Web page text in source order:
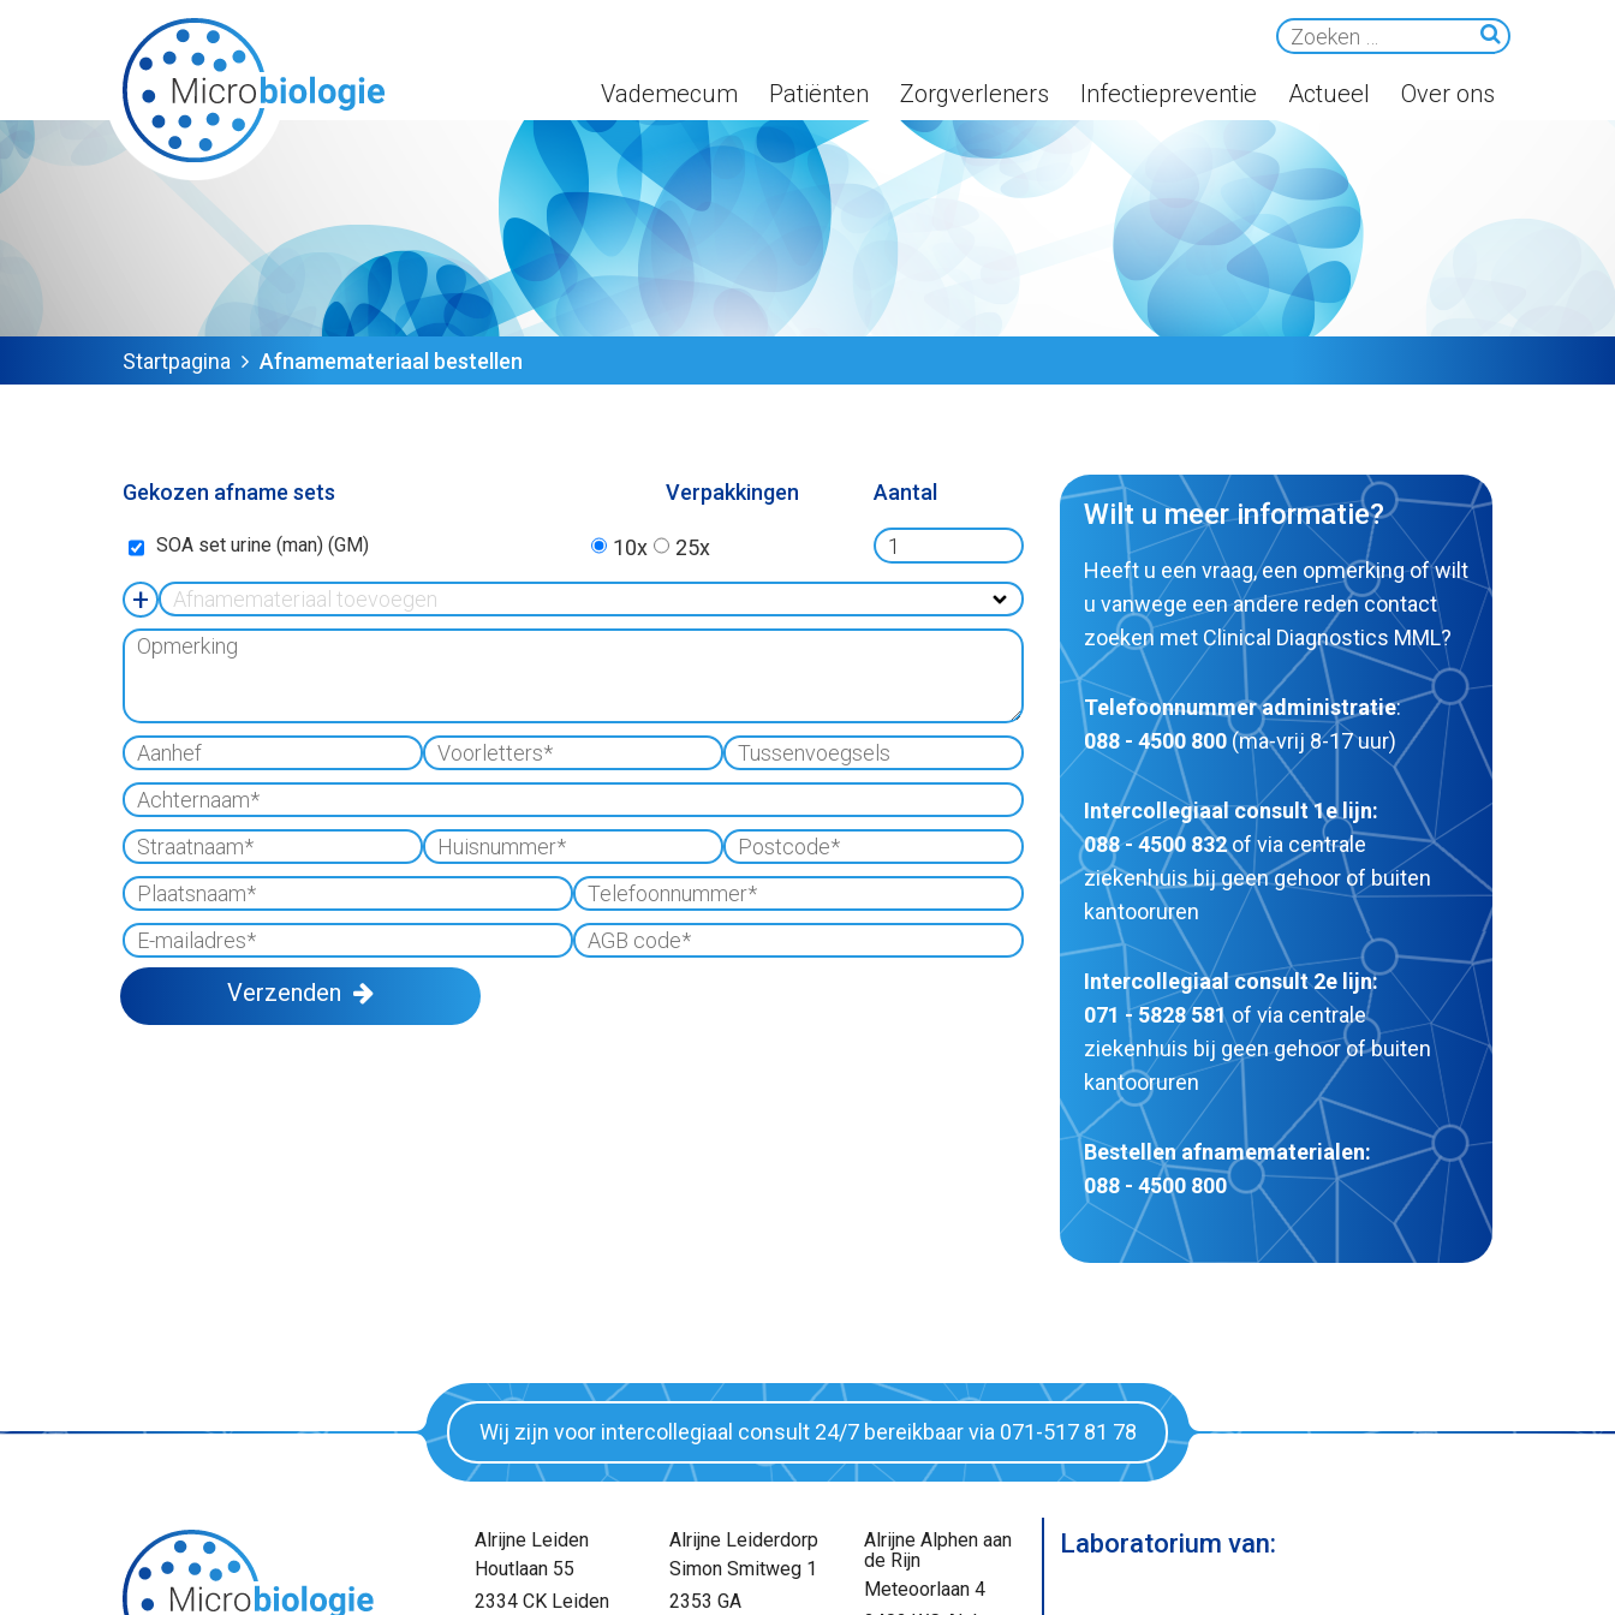
Vademecum Patiënten Zorgverleners Infectiepreventie Actueel Over ons
Startpagina Afnamemateriaal bestellen
Gekozen afname sets Verpakkingen Aantal
SOA set urine (man) (GM) 10x 25x
Afnamemateriaal toevoegen
Opmerking
Aanhef Voorletters* Tussenvoegsels
Achternaam*
Straatnaam* Huisnummer* Postcode*
Plaatsnaam* Telefoonnummer*
E-
mailadres*
AGB
Verzenden
Wilt u meer informatie?
Heeft u een vraag, een opmerking of wilt
u vanwege een andere reden contact
zoeken met Clinical Diagnostics MML?
Telefoonnummer administratie:
088 - 4500 800 (ma-vrij 8-17 uur)
Intercollegiaal consult 1e lijn:
088 - 4500 832of via centrale
ziekenhuis bij geen gehoor of buiten
kantooruren
Intercollegiaal consult 2e lijn:
071 - 5828 581 of via centrale
ziekenhuis bij geen gehoor of buiten
kantooruren
Bestellen afnamematerialen:
088 - 4500 800
Wij zijn voor intercollegiaal consult 24/7 bereikbaar via 071-517 81 78
Alrijne Leiden
Houtlaan 55
2334 CK Leiden
Alrijne Leiderdorp
Simon Smitweg 1
2353 GA
Alrijne Alphen aan
de Rijn
Meteoorlaan 4
Laboratorium van: